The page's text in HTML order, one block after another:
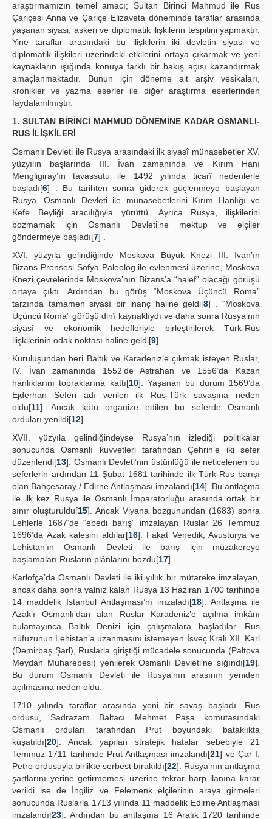
araştırmamızın temel amacı; Sultan Birinci Mahmud ile Rus
Çariçesi Anna ve Çariçe Elizaveta döneminde taraflar arasında
yaşanan siyasi, askeri ve diplomatik ilişkilerin tespitini yapmaktır.
Yine taraflar arasındaki bu ilişkilerin iki devletin siyasi ve
diplomatik ilişkileri üzerindeki etkilerini ortaya çıkarmak ve yeni
kaynakların ışığında konuya farklı bir bakış açısı kazandırmak
amaçlanmaktadır. Bunun için döneme ait arşiv vesikaları,
kronikler ve yazma eserler ile diğer araştırma eserlerinden
faydalanılmıştır.
1. SULTAN BİRİNCİ MAHMUD DÖNEMİNE KADAR OSMANLI-
RUS İLİŞKİLERİ
Osmanlı Devleti ile Rusya arasındaki ilk siyasî münasebetler XV.
yüzyılın başlarında III. İvan zamanında ve Kırım Hanı
Mengligiray’ın tavassutu ile 1492 yılında ticarî nedenlerle
başladı[6] . Bu tarihten sonra giderek güçlenmeye başlayan
Rusya, Osmanlı Devleti ile münasebetlerini Kırım Hanlığı ve
Kefe Beyliği aracılığıyla yürüttü. Ayrıca Rusya, ilişkilerini
bozmamak için Osmanlı Devleti’ne mektup ve elçiler
göndermeye başladı[7] .
XVI. yüzyıla gelindiğinde Moskova Büyük Knezi III. İvan’ın
Bizans Prensesi Sofya Paleolog ile evlenmesi üzerine, Moskova
Knezi çevrelerinde Moskova’nın Bizans’a “halef” olacağı görüşü
ortaya çıktı. Ardından bu görüş “Moskova Üçüncü Roma”
tarzında tamamen siyasî bir inanç haline geldi[8] . “Moskova
Üçüncü Roma” görüşü dinî kaynaklıydı ve daha sonra Rusya’nın
siyasî ve ekonomik hedefleriyle birleştirilerek Türk-Rus
ilişkilerinin odak noktası haline geldi[9].
Kuruluşundan beri Baltık ve Karadeniz’e çıkmak isteyen Ruslar,
IV. İvan zamanında 1552’de Astrahan ve 1556’da Kazan
hanlıklarını topraklarına kattı[10]. Yaşanan bu durum 1569’da
Ejderhan Seferi adı verilen ilk Rus-Türk savaşına neden
oldu[11]. Ancak kötü organize edilen bu seferde Osmanlı
orduları yenildi[12].
XVII. yüzyıla gelindiğindeyse Rusya’nın izlediği politikalar
sonucunda Osmanlı kuvvetleri tarafından Çehrin’e iki sefer
düzenlendi[13]. Osmanlı Devleti’nin üstünlüğü ile neticelenen bu
seferlerin ardından 11 Şubat 1681 tarihinde ilk Türk-Rus barışı
olan Bahçesaray / Edirne Antlaşması imzalandı[14]. Bu antlaşma
ile ilk kez Rusya ile Osmanlı İmparatorluğu arasında ortak bir
sınır oluşturuldu[15]. Ancak Viyana bozgunundan (1683) sonra
Lehlerle 1687‘de “ebedi barış” imzalayan Ruslar 26 Temmuz
1696’da Azak kalesini aldılar[16]. Fakat Venedik, Avusturya ve
Lehistan’ın Osmanlı Devleti ile barış için müzakereye
başlamaları Rusların plânlarını bozdu[17].
Karlofça’da Osmanlı Devleti ile iki yıllık bir mütareke imzalayan,
ancak daha sonra yalnız kalan Rusya 13 Haziran 1700 tarihinde
14 maddelik İstanbul Antlaşması’nı imzaladı[18]. Antlaşma ile
Azak’ı Osmanlı’dan alan Ruslar Karadeniz’e açılma imkânı
bulamayınca Baltık Denizi için çalışmalara başladılar. Rus
nüfuzunun Lehistan’a uzanmasını istemeyen İsveç Kralı XII. Karl
(Demirbaş Şarl), Ruslarla giriştiği mücadele sonucunda (Paltova
Meydan Muharebesi) yenilerek Osmanlı Devleti’ne sığındı[19].
Bu durum Osmanlı Devleti ile Rusya’nın arasının yeniden
açılmasına neden oldu.
1710 yılında taraflar arasında yeni bir savaş başladı. Rus
ordusu, Sadrazam Baltacı Mehmet Paşa komutasındaki
Osmanlı orduları tarafından Prut boyundaki bataklıkta
kuşatıldı[20]. Ancak yapılan stratejik hatalar sebebiyle 21
Temmuz 1711 tarihinde Prut Antlaşması imzalandı[21] ve Çar I.
Petro ordusuyla birlikte serbest bırakıldı[22]. Rusya’nın antlaşma
şartlarını yerine getirmemesi üzerine tekrar harp ilanına karar
verildi ise de İngiliz ve Felemenk elçilerinin araya girmeleri
sonucunda Ruslarla 1713 yılında 11 maddelik Edirne Antlaşması
imzalandı[23]. Ardından bu antlaşma 16 Aralık 1720 tarihinde